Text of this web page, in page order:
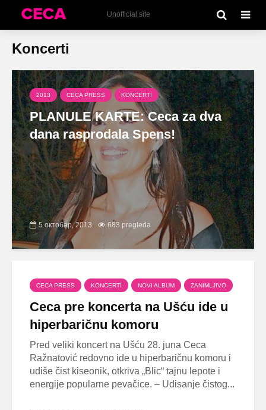
Unofficial site
Koncerti
2013 CECA PRESS KONCERTI
PLANULE KARTE: Ceca za dva
dana rasprodala Spens!
5 октобар, 2013 683 pregleda
CECA PRESS KONCERTI NOVI ALBUM ZANIMLJIVO
Ceca pre koncerta na Ušću ide u
hiperbaričnu komoru
Pred veliki koncert na Ušću 28. juna Ceca
Ražnatović redovno ide u hiperbaričnu komoru i
udiše čist kiseonik, otkriva „Blic“ tajnu lepote i
energije popularne pevačice. – Udisanje čistog...